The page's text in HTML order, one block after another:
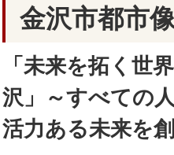
金沢市都市
「未来を拓く世
沢」～すべての
活力ある未来を